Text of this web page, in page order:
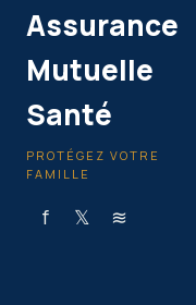
Assurance
Mutuelle
Santé
PROTÉGEZ VOTRE
FAMILLE
f 𝕏 ≋